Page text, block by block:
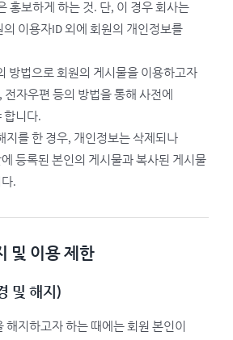
홍보하게 하는 것. 단, 이 경우 회사는
이용자ID 외에 회원의 개인정보를
방법으로 회원의 게시물을 이용하고자
자우편 등의 방법을 통해 사전에
합니다.
지를 한 경우, 개인정보는 삭제되나
등록된 본인의 게시물과 복사된 게시물
.
및 이용 제한
및 해지)
해지하고자 하는 때에는 회원 본인이